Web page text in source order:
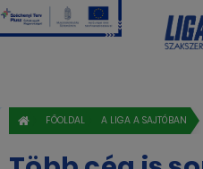
FŐOLDAL A LIGA A SAJTÓBAN